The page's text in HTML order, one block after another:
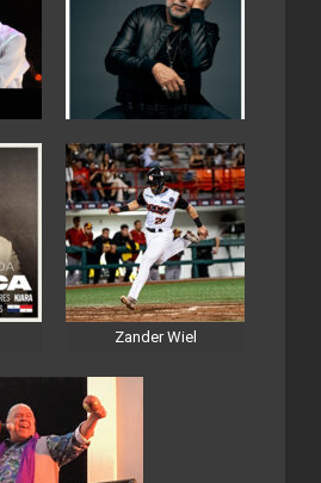
Zander Wiel